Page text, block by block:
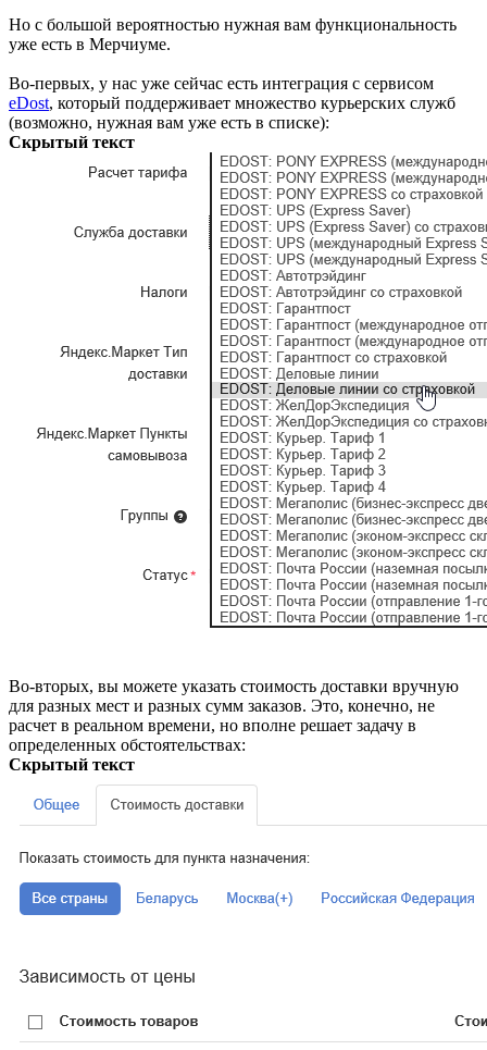
Но с большой вероятностью нужная вам функциональность
уже есть в Мерчиуме.
Во-первых, у нас уже сейчас есть интеграция с сервисом
eDost, который поддерживает множество курьерских служб
(возможно, нужная вам уже есть в списке):
Скрытый текст
Во-вторых, вы можете указать стоимость доставки вручную
для разных мест и разных сумм заказов. Это, конечно, не
расчет в реальном времени, но вполне решает задачу в
определенных обстоятельствах:
Скрытый текст